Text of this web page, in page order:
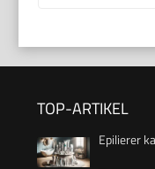
TOP-ARTIKEL
Epilierer